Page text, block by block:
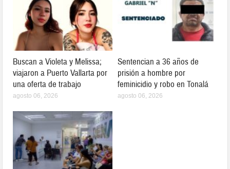
Buscan a Violeta y Melissa;
viajaron a Puerto Vallarta por
una oferta de trabajo
agosto 06, 2026
Sentencian a 36 años de
prisión a hombre por
feminicidio y robo en Tonalá
agosto 06, 2026